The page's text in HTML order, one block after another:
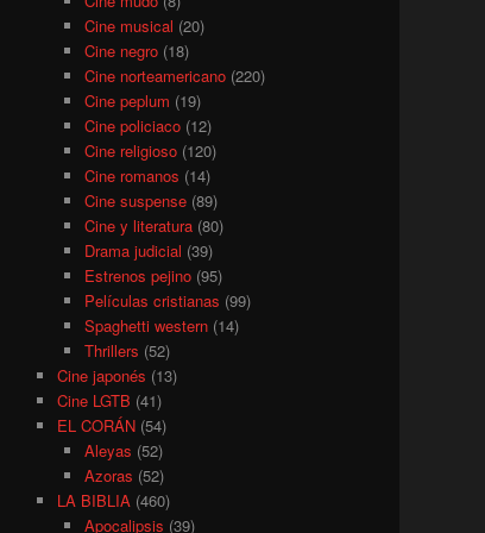
Cine musical (20)
Cine negro(18)
Cine norteamericano(220)
Cine peplum (19)
Cine policiaco(12)
Cine religioso(120)
Cine romanos (14)
Cine suspense(89)
Cine y literatura(80)
Drama judicial (39)
Estrenos pejino(95)
Películas cristianas (99)
Spaghetti western(14)
Thrillers (52)
Cine japonés (13)
Cine LGTB (41)
EL CORÁN (54)
Aleyas (52)
Azoras (52)
LA BIBLIA (460)
Apocalipsis (39)